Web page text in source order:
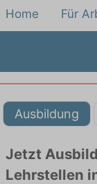
Home Für
Ausbildung
Jetzt
Lehrstellen